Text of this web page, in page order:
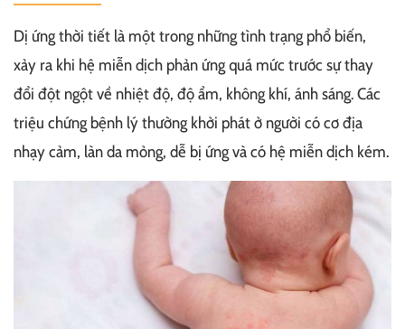
Dị ứng thời tiết là một trong những tình trạng phổ biến,
xảy ra khi hệ miễn dịch phản ứng quá mức trước sự thay
đổi đột ngột về nhiệt độ, độ ẩm, không khí, ánh sáng. Các
triệu chứng bệnh lý thường khởi phát ở người có cơ địa
nhạy cảm, làn da mỏng, dễ bị ứng và có hệ miễn dịch kém.